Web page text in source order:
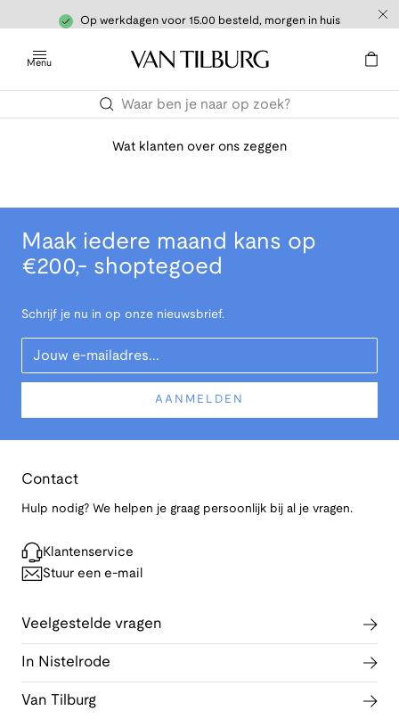
Op werkdagen voor 15.00 besteld, morgen in huis
Menu
Wat klanten over ons zeggen
Maak iedere maand kans op
€200,- shoptegoed
Schrijf je nu in op onze nieuwsbrief.
Your Email
AANMELDEN
Contact
Hulp nodig? We helpen je graag persoonlijk bij al je vragen.
Klantenservice
Stuur een e-mail
Veelgestelde vragen
In Nistelrode
Van Tilburg